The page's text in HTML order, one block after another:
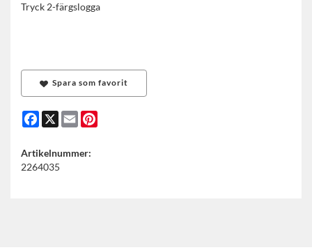
Tryck 2-färgslogga
Spara som favorit
Facebook
X Email
Artikelnummer:
2264035